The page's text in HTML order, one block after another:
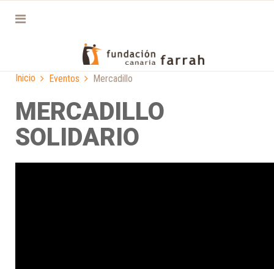
Inicio Eventos Mercadillo
MERCADILLO
SOLIDARIO